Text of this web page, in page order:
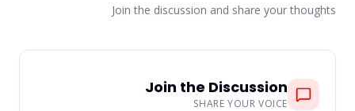
Join the discussion and share your thoughts
Join the Discussion
SHARE YOUR VOICE